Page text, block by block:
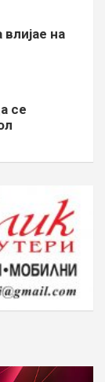
на
се